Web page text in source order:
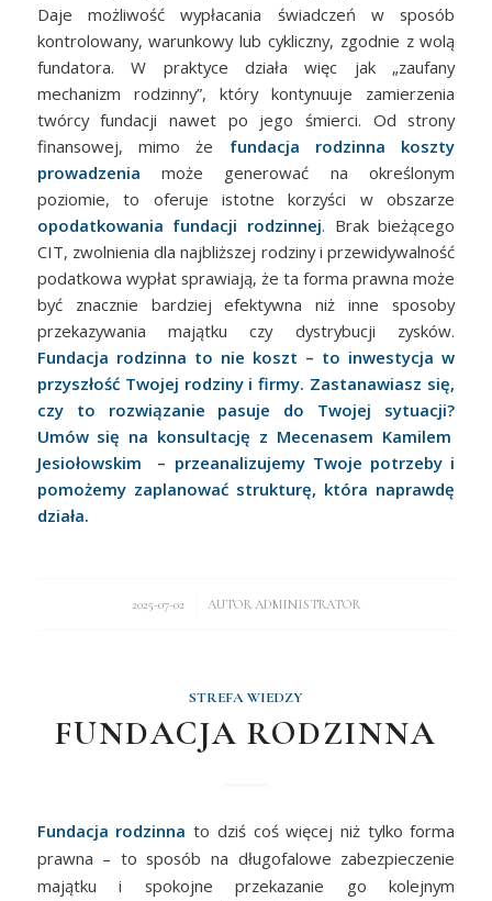
Daje możliwość wypłacania świadczeń w sposób
kontrolowany, warunkowy lub cykliczny, zgodnie z wolą
fundatora. W praktyce działa więc jak „zaufany
mechanizm rodzinny”, który kontynuuje zamierzenia
twórcy fundacji nawet po jego śmierci. Od strony
finansowej, mimo że fundacja rodzinna koszty
prowadzenia może generować na określonym
poziomie, to oferuje istotne korzyści w obszarze
opodatkowania fundacji rodzinnej. Brak bieżącego
CIT, zwolnienia dla najbliższej rodziny i przewidywalność
podatkowa wypłat sprawiają, że ta forma prawna może
być znacznie bardziej efektywna niż inne sposoby
przekazywania majątku czy dystrybucji zysków.
Fundacja rodzinna to nie koszt – to inwestycja w
przyszłość Twojej rodziny i firmy. Zastanawiasz się,
czy to rozwiązanie pasuje do Twojej sytuacji?
Umów się na konsultację z Mecenasem Kamilem
Jesiołowskim – przeanalizujemy Twoje potrzeby i
pomożemy zaplanować strukturę, która naprawdę
działa.
2025-07-02 AUTOR ADMINISTRATOR
STREFA WIEDZY
FUNDACJA RODZINNA
Fundacja rodzinna to dziś coś więcej niż tylko forma
prawna – to sposób na długofalowe zabezpieczenie
majątku i spokojne przekazanie go kolejnym